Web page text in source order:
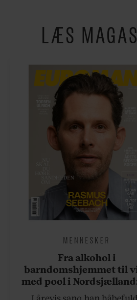
LÆS
MENNESKER
Fra alkohol i
barndomshjemmet til
med pool i
skal du høre sandheden
I årevis sang han